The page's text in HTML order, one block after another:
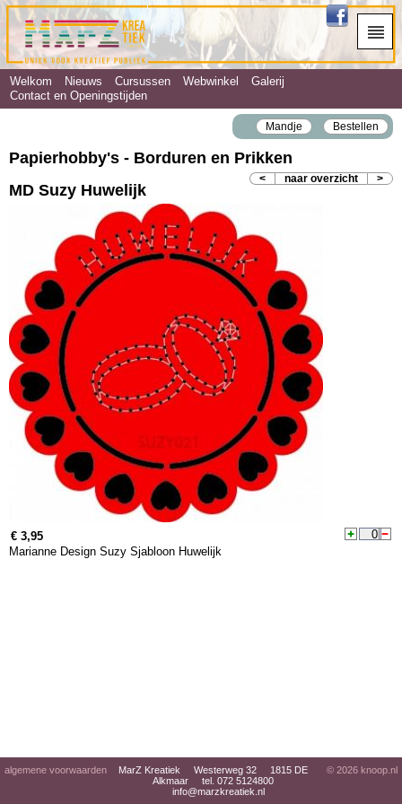
Welkom Nieuws Cursussen Webwinkel
Galerij
Contact en Openingstijden
Mandje Bestellen
Papierhobby's - Borduren en Prikken
< naar overzicht >
MD Suzy Huwelijk
€ 3,95
Marianne Design Suzy Sjabloon Huwelijk
algemene voorwaarden
MarZ Kreatiek Westerweg 32 1815 DE
Alkmaar tel. 072 5124800
info@marzkreatiek.nl
© 2026 knoop.nl